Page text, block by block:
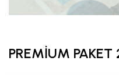
PREMİUM PAKET